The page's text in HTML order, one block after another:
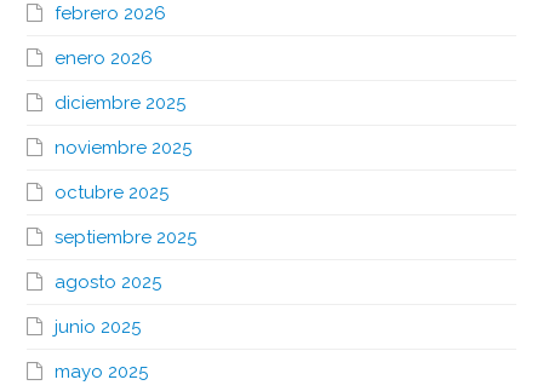
febrero 2026
enero 2026
diciembre 2025
noviembre 2025
octubre 2025
septiembre 2025
agosto 2025
junio 2025
mayo 2025